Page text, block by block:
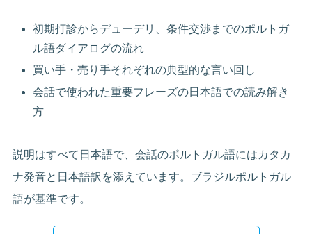
初期打診からデューデリ、条件交渉までのポルトガ
ル語ダイアログの流れ
買い手・売り手それぞれの典型的な言い回し
会話で使われた重要フレーズの日本語での読み解き
方
説明はすべて日本語で、会話のポルトガル語にはカタカ
ナ発音と日本語訳を添えています。ブラジルポルトガル
語が基準です。